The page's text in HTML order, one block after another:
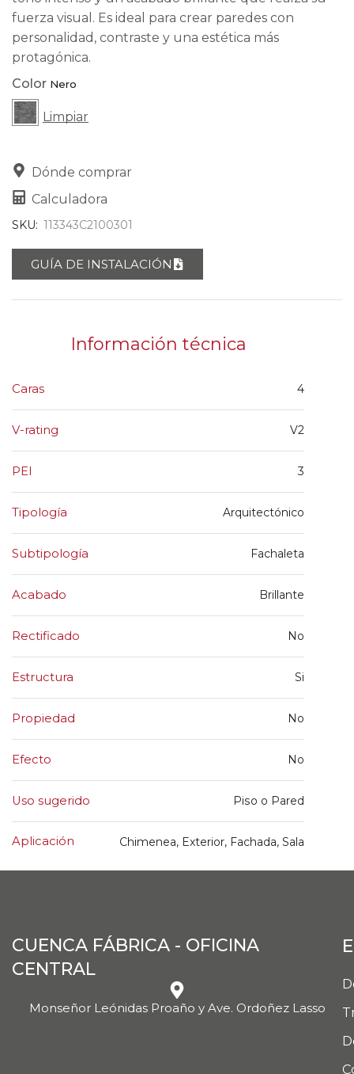
fuerza visual. Es ideal para crear paredes con
personalidad, contraste y una estética más
protagónica.
Color
Limpiar
Dónde comprar
Calculadora
SKU: 113343C2100301
GUÍA DE INSTALACIÓN
Información técnica
Caras 4
V-rating V2
PEI 3
Tipología Arquitectónico
Subtipología Fachaleta
Acabado Brillante
Rectificado No
Estructura Si
Propiedad No
Efecto No
Uso sugerido Piso o Pared
Aplicación Chimenea, Exterior, Fachada, Sala
CUENCA FÁBRICA - OFICINA
CENTRAL
Monseñor Leónidas Proaño y Ave. Ordoñez Lasso